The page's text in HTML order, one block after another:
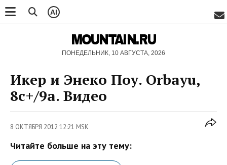
AI
MOUNTAIN.RU
ПОНЕДЕЛЬНИК, 10 АВГУСТА, 2026
Икер и Энеко Поу. Orbayu,
8с+/9а. Видео
8 ОКТЯБРЯ 2012 12:21 MSK
Читайте больше на эту тему: